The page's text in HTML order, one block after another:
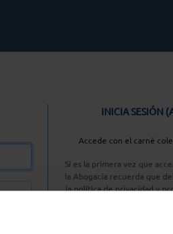
INICIA SESIÓN
Accede con el carné
Si es la primera vez que
la Abogacía recuerda que
la política de privacidad y